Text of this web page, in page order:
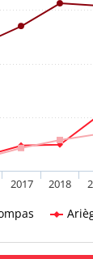
2017 2018